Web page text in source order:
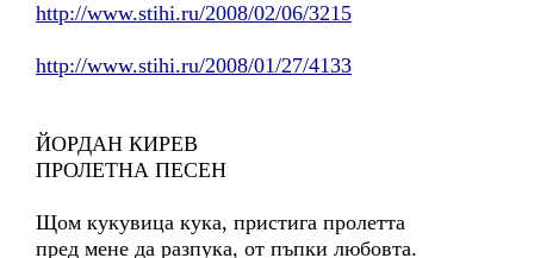
http://www.stihi.ru/2008/02/06/3215
http://www.stihi.ru/2008/01/27/4133
ЙОРДАН КИРЕВ
ПРОЛЕТНА ПЕСЕН
Щом кукувица кука, пристига пролетта
пред мене да разпука, от пъпки любовта.